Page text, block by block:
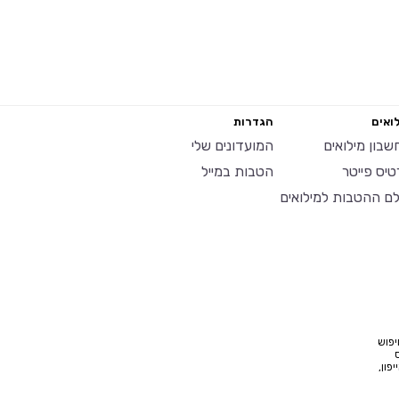
מילואים
פייטר
ההטבות למילואים
הגדרות
המועדונים שלי
הטבות במייל